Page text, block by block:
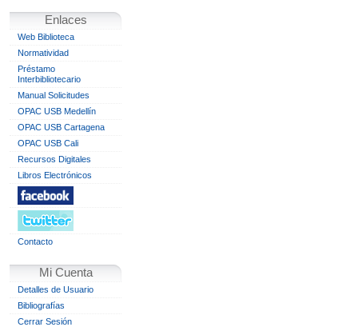
Enlaces
Web Biblioteca
Normatividad
Préstamo
Interbibliotecario
Manual Solicitudes
OPAC USB Medellín
OPAC USB Cartagena
OPAC USB Cali
Recursos Digitales
Libros Electrónicos
Contacto
Mi Cuenta
Detalles de Usuario
Bibliografías
Cerrar Sesión